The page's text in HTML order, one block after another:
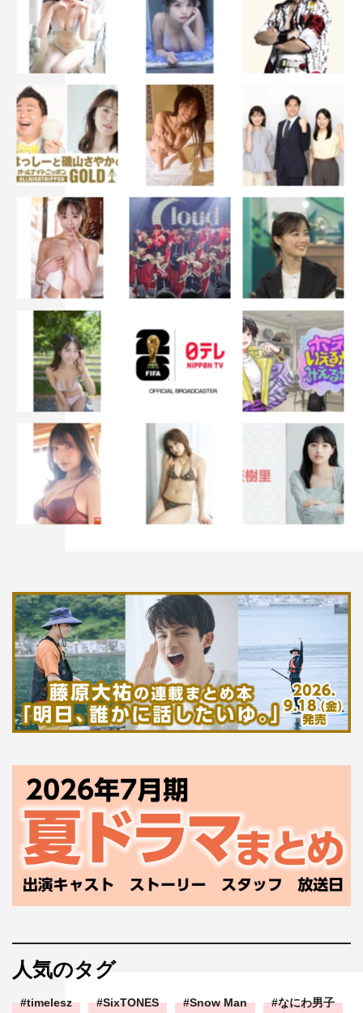
人気のタグ
timelesz SixTONES Snow Man なにわ男子